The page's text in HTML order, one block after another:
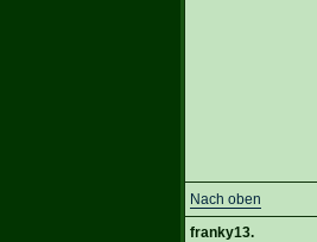
Nach oben
franky13.